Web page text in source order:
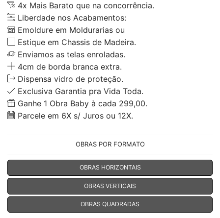
4x Mais Barato que na concorrência.
Liberdade nos Acabamentos:
Emoldure em Moldurarias ou
Estique em Chassis de Madeira.
Enviamos as telas enroladas.
4cm de borda branca extra.
Dispensa vidro de proteção.
Exclusiva Garantia pra Vida Toda.
Ganhe 1 Obra Baby à cada 299,00.
Parcele em 6X s/ Juros ou 12X.
OBRAS POR FORMATO
OBRAS HORIZONTAIS
OBRAS VERTICAIS
OBRAS QUADRADAS